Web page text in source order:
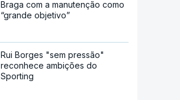
Braga com a manutenção como
“grande objetivo”
Rui Borges "sem pressão"
reconhece ambições do
Sporting